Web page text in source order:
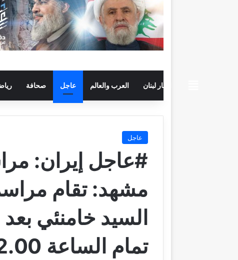
beiruttime
اخبار لبنان العرب والعالم عاجل صحافة
عاجل
#عاجل إيران:
مشهد: تقام
السيد خامنئي